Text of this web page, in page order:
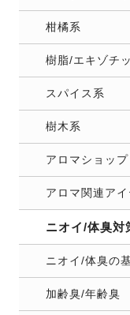
柑橘系
樹脂/エキゾチ
スパイス系
樹木系
アロマショップ
アロマ関連アイ
ニオイ/体臭対
ニオイ/体臭の
加齢臭/年齢臭